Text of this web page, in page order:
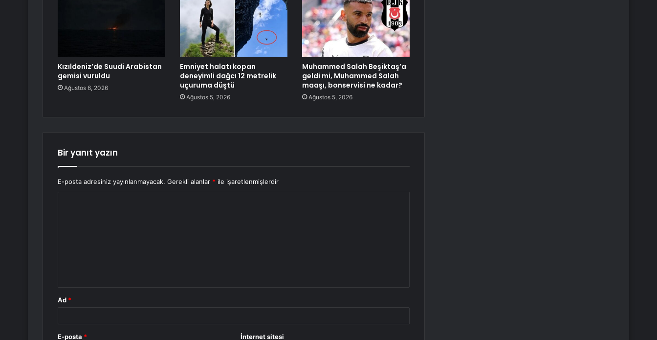
Kızıldeniz’de Suudi Arabistan
gemisi vuruldu
Ağustos 6, 2026
Emniyet halatı kopan
deneyimli dağcı 12 metrelik
uçuruma düştü
Ağustos 5, 2026
Muhammed Salah Beşiktaş’a
geldi mi, Muhammed Salah
maaşı, bonservisi ne kadar?
Ağustos 5, 2026
Bir yanıt yazın
E-posta adresiniz yayınlanmayacak. Gerekli alanlar * ile işaretlenmişlerdir
Ad *
E-posta * İnternet sitesi